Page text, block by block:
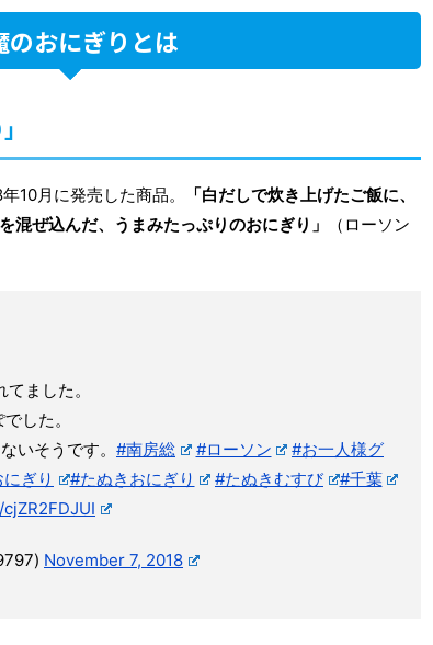
のおにぎりとは
10月に発売した商品。
「白だしで炊き上げたご飯に、
混ぜ込んだ、うまみたっぷりのおにぎり」
（ローソン
ました。
した。
いそうです。 #南房総 #ローソン
#お一人様グ
ぎり
#たぬきおにぎり #たぬきむすび
#千葉
November 7, 2018